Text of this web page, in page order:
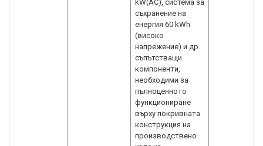
kW(AC), система за
съхранение на
енергия 60 kWh
(високо
напрежение) и др.
съпътстващи
компоненти,
необходими за
пълноценното
функциониране
върху покривната
конструкция на
производствено